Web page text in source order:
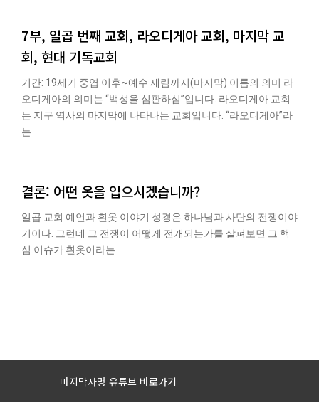
7부, 일곱 번째 교회, 라오디게아 교회, 마지막 교
회, 현대 기독교회
기간: 19세기 중엽 이후~예수 재림까지(마지막) 이름의 의미 라
오디게아의 의미는 “백성을 심판하심”입니다. 라오디게아 교회
는 지구 역사의 마지막에 나타나는 교회입니다. “라오디게아”라
는
결론: 어떤 옷을 입으시겠습니까?
일곱 교회 예언과 흰옷 이야기 성경은 하나님과 사탄의 전쟁이야
기이다. 그런데 그 전쟁이 어떻게 전개되는가를 살펴보면 그 핵
심 이슈가 흰옷이라는
마지막사명 유튜브 바로가기